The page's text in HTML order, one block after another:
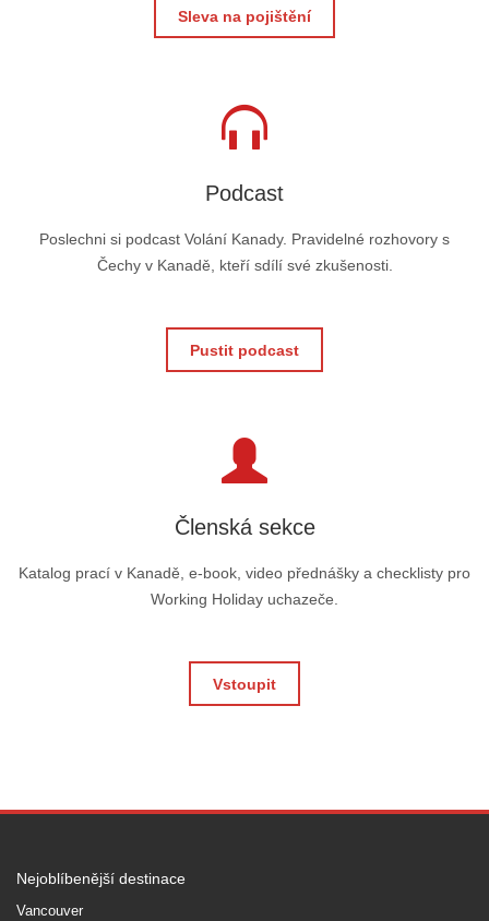
Sleva na pojištění
Podcast
Poslechni si podcast Volání Kanady. Pravidelné rozhovory s
Čechy v Kanadě, kteří sdílí své zkušenosti.
Pustit podcast
Členská sekce
Katalog prací v Kanadě, e-book, video přednášky a checklisty pro
Working Holiday uchazeče.
Vstoupit
Nejoblíbenější destinace
Vancouver